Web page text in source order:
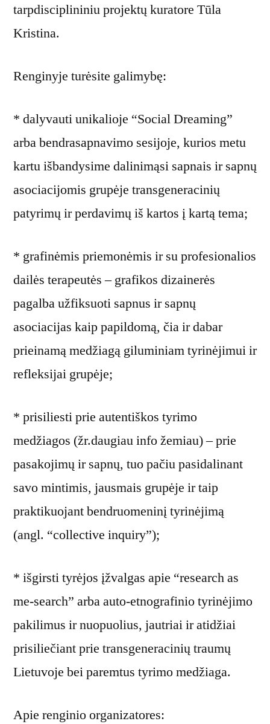
tarpdisciplininiu projektų kuratore Tūla
Kristina.
Renginyje turėsite galimybę:
* dalyvauti unikalioje “Social Dreaming”
arba bendrasapnavimo sesijoje, kurios metu
kartu išbandysime dalinimąsi sapnais ir sapnų
asociacijomis grupėje transgeneracinių
patyrimų ir perdavimų iš kartos į kartą tema;
* grafinėmis priemonėmis ir su profesionalios
dailės terapeutės – grafikos dizainerės
pagalba užfiksuoti sapnus ir sapnų
asociacijas kaip papildomą, čia ir dabar
prieinamą medžiagą giluminiam tyrinėjimui ir
refleksijai grupėje;
* prisiliesti prie autentiškos tyrimo
medžiagos (žr.daugiau info žemiau) – prie
pasakojimų ir sapnų, tuo pačiu pasidalinant
savo mintimis, jausmais grupėje ir taip
praktikuojant bendruomeninį tyrinėjimą
(angl. “collective inquiry”);
* išgirsti tyrėjos įžvalgas apie “research as
me-search” arba auto-etnografinio tyrinėjimo
pakilimus ir nuopuolius, jautriai ir atidžiai
prisiliečiant prie transgeneracinių traumų
Lietuvoje bei paremtus tyrimo medžiaga.
Apie renginio organizatores: